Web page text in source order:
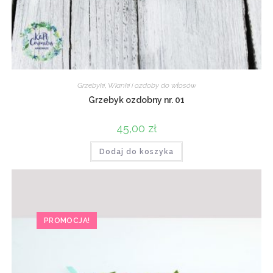
Grzebyki, Wianki i ozdoby do włosów
Grzebyk ozdobny nr. 01
45,00 zł
Dodaj do koszyka
PROMOCJA!